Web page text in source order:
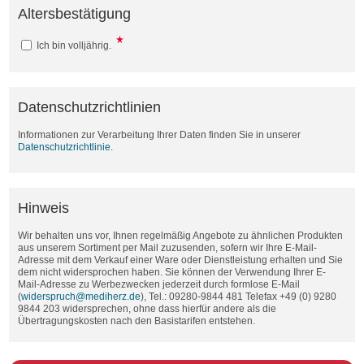
Altersbestätigung
Ich bin volljährig.
Datenschutzrichtlinien
Informationen zur Verarbeitung Ihrer Daten finden Sie in unserer
Datenschutzrichtlinie
Hinweis
Wir behalten uns vor, Ihnen regelmäßig Angebote zu ähnlichen Produkten
aus unserem Sortiment per Mail zuzusenden, sofern wir Ihre E-Mail-
Adresse mit dem Verkauf einer Ware oder Dienstleistung erhalten und Sie
dem nicht widersprochen haben. Sie können der Verwendung Ihrer E-
Mail-Adresse zu Werbezwecken jederzeit durch formlose E-Mail
(widerspruch@mediherz.de), Tel.: 09280-9844 481 Telefax +49 (0) 9280
9844 203 widersprechen, ohne dass hierfür andere als die
Übertragungskosten nach den Basistarifen entstehen.